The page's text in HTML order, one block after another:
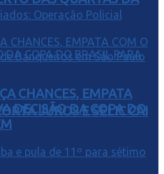
JUROS E SELIC CAI
CHANCES, EMPATA
DECISÃO DA COPA DO